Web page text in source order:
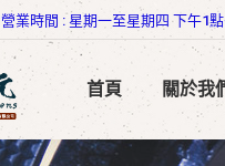
營業時間 : 星期一至星期四 下午1
首頁 關於我